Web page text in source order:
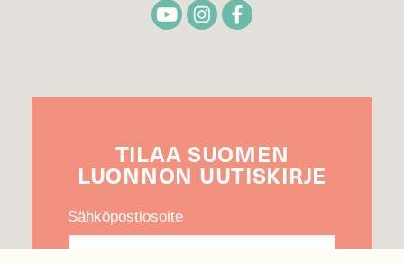
TILAA SUOMEN
LUONNON UUTIS­KIRJE
Sähköpostiosoite